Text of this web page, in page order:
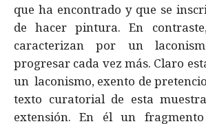
que ha encontrado y que se
de hacer pintura. En
caracterizan por un
progresar cada vez más. Claro
un laconismo, exento de
texto curatorial de esta
extensión. En él un